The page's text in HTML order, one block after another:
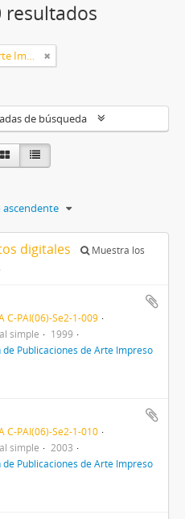
resultados
Colección de Publicaciones de Arte Impreso
de búsqueda
ascendente
digitales
Muestra los
C-PAI(06)-Se2-1-009
simple
1999
de Publicaciones de Arte Impreso
C-PAI(06)-Se2-1-010
simple
2003
de Publicaciones de Arte Impreso